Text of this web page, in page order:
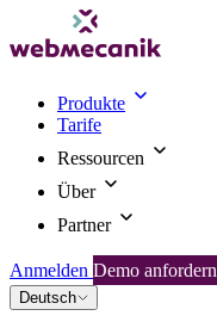
Produkte
Tarife
Ressourcen
Über
Partner
Anmelden Demo anfordern
Deutsch